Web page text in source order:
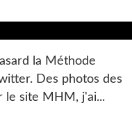
la Méthode
Des photos des
le site MHM, j'ai...